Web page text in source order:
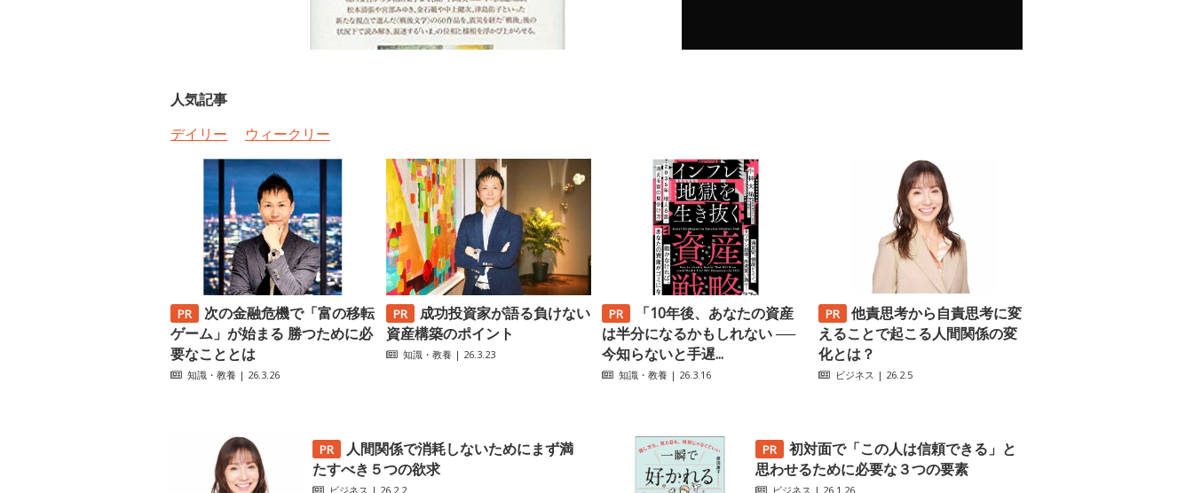
人気記事
デイリー
ウィークリー
次の金融危機で「富の移転
ゲーム」が始まる 勝つために必
要なこととは
知識・教養 | 26.3.26
成功投資家が語る負けない
資産構築のポイント
知識・教養 | 26.3.23
「10年後、あなたの資産
は半分になるかもしれない ──
今知らないと手遅...
知識・教養 | 26.3.16
他責思考から自責思考に変
えることで起こる人間関係の変
化とは？
ビジネス | 26.2.5
人間関係で消耗しないためにまず満
たすべき５つの欲求
ビジネス | 26.2.2
初対面で「この人は信頼できる」と
思わせるために必要な３つの要素
ビジネス | 26.1.26